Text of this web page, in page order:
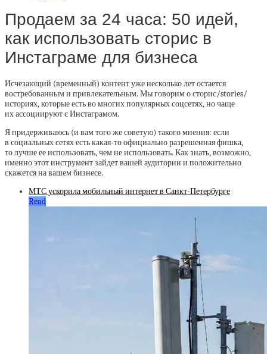
Продаем за 24 часа: 50 идей,
как использовать сторис в
Инстаграме для бизнеса
Исчезающий (временный) контент уже несколько лет остается
востребованным и привлекательным. Мы говорим о сторис/stories/
историях, которые есть во многих популярных соцсетях, но чаще
их ассоциируют с Инстаграмом.
Я придерживаюсь (и вам того же советую) такого мнения: если
в социальных сетях есть какая-то официально разрешенная фишка,
то лучше ее использовать, чем не использовать. Как знать, возможно,
именно этот инструмент зайдет вашей аудитории и положительно
скажется на вашем бизнесе.
МТС ускорила мобильный интернет в Санкт-Петербурге
Read